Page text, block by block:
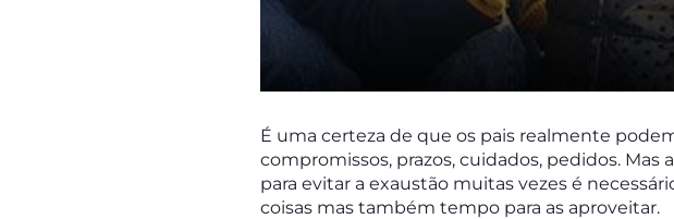
É uma certeza de que os pais realmente
compromissos, prazos, cuidados, pedidos.
para evitar a exaustão muitas vezes é
coisas mas também tempo para as aproveitar.